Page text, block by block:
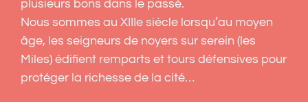
plusieurs bons dans le passé.
Nous sommes au XIIIe siècle lorsqu’au moyen
âge, les seigneurs de noyers sur serein (les
Miles) édifient remparts et tours défensives pour
protéger la richesse de la cité…